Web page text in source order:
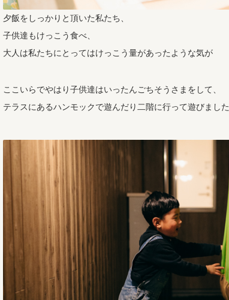
夕飯をしっかりと頂いた私たち、
子供達もけっこう食べ、
大人は私たちにとってはけっこう量があったような気が
ここいらでやはり子供達はいったんごちそうさまをして、
テラスにあるハンモックで遊んだり二階に行って遊びました